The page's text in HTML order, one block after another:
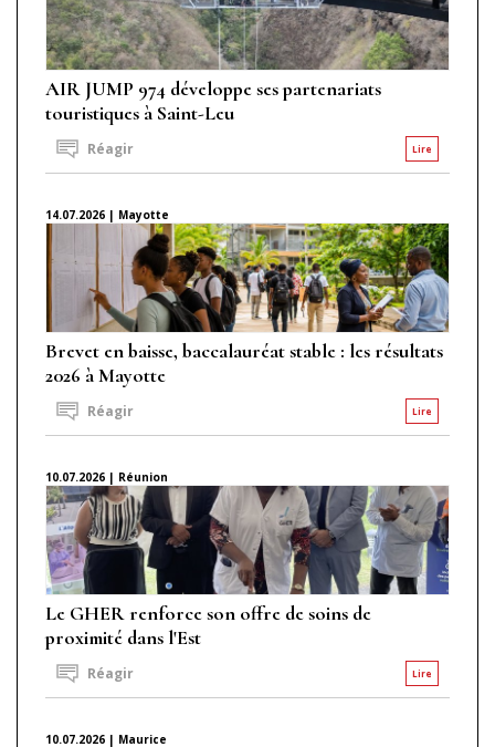
AIR JUMP 974 développe ses partenariats
touristiques à Saint-Leu
Lire
Réagir
14.07.2026 | Mayotte
Brevet en baisse, baccalauréat stable : les résultats
2026 à Mayotte
Lire
Réagir
10.07.2026 | Réunion
Le GHER renforce son offre de soins de
proximité dans l'Est
Lire
Réagir
10.07.2026 | Maurice